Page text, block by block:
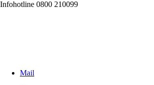
Infohotline 0800 210099
Mail